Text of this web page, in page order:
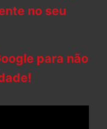
no seu
para não